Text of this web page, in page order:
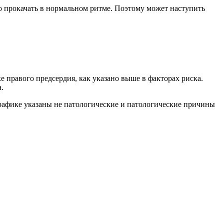
в нормальном ритме. Поэтому может наступить
предсердия, как указано выше в факторах риска.
указаны не патологические и патологические причины